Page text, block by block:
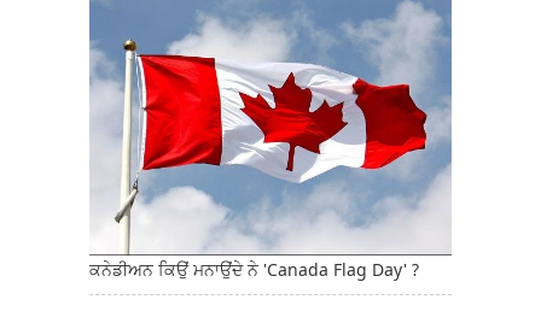
ਕਨੇਡੀਅਨ ਕਿਉਂ ਮਨਾਉਂਦੇ ਨੇ 'Canada Flag Day' ?